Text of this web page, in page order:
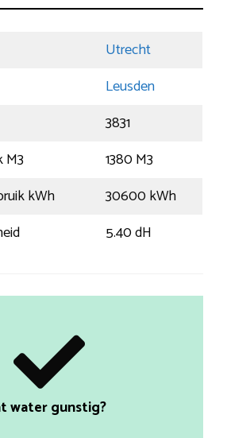
Utrecht
Leusden
3831
M3
1380 M3
kWh
30600 kWh
5.40 dH
water gunstig?